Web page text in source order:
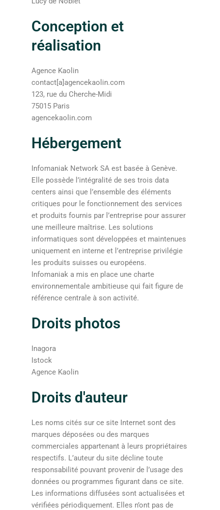
Conception et
réalisation
Agence Kaolin
contact[a]agencekaolin.com
123, rue du Cherche-Midi
75015 Paris
agencekaolin.com
Hébergement
Infomaniak Network SA est basée à Genève.
Elle possède l’intégralité de ses trois data
centers ainsi que l’ensemble des éléments
critiques pour le fonctionnement des services
et produits fournis par l’entreprise pour assurer
une meilleure maîtrise. Les solutions
informatiques sont développées et maintenues
uniquement en interne et l’entreprise privilégie
les produits suisses ou européens.
Infomaniak a mis en place une charte
environnementale ambitieuse qui fait figure de
référence centrale à son activité.
Droits photos
Inagora
Istock
Agence Kaolin
Droits d'auteur
Les noms cités sur ce site Internet sont des
marques déposées ou des marques
commerciales appartenant à leurs propriétaires
respectifs. L’auteur du site décline toute
responsabilité pouvant provenir de l’usage des
données ou programmes figurant dans ce site.
Les informations diffusées sont actualisées et
vérifiées périodiquement. Elles n’ont pas de